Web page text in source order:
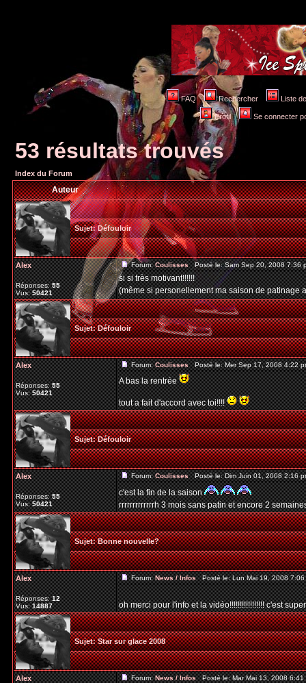
FAQ Rechercher Liste
Profil Se connecter
53 résultats trouvés
Index du Forum
Auteur
Sujet:Défouloir
Alex
Réponses:55
Vus:50421
Forum:CoulissesPosté le: Sam Sep 20, 2008 7:36
si si très motivant!!!!!!
(même si personellement ma saison de patinage
Sujet:Défouloir
Alex
Réponses:55
Vus:50421
Forum:CoulissesPosté le: Mer Sep 17, 2008 4:22
A bas la rentrée
tout a fait d'accord avec toi!!!!
Sujet:Défouloir
Alex
Réponses:55
Vus:50421
Forum:CoulissesPosté le: Dim Juin 01, 2008 2:16
c'est la fin de la saison
rrrrrrrrrrrrrh 3 mois sans patin et encore 2
Sujet:Bonne nouvelle?
Alex
Réponses:12
Vus:14887
Forum:News / InfosPosté le: Lun Mai 19, 2008
oh merci pour l'info et la vidéo!!!!!!!!!!!!!!!!! c'est
Sujet:Star sur glace 2008
Alex Forum:News / InfosPosté le: Mar Mai 13, 2008